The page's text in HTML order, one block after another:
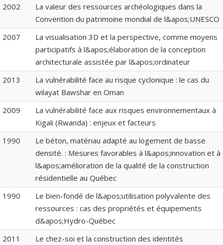
2002
La valeur des ressources archéologiques dans la
Convention du patrimoine mondial de l&apos;UNESCO
2007
La visualisation 3D et la perspective, comme moyens
participatifs à l&apos;élaboration de la conception
architecturale assistée par l&apos;ordinateur
2013
La vulnérabilité face au risque cyclonique : le cas du
wilayat Bawshar en Oman
2009
La vulnérabilité face aux risques environnementaux à
Kigali (Rwanda) : enjeux et facteurs
1990
Le béton, matériau adapté au logement de basse
densité. : Mesures favorables à l&apos;innovation et à
l&apos;amélioration de la qualité de la construction
résidentielle au Québec
1990
Le bien-fondé de l&apos;utilisation polyvalente des
ressources : cas des propriétés et équipements
d&apos;Hydro-Québec
2011
Le chez-soi et la construction des identités